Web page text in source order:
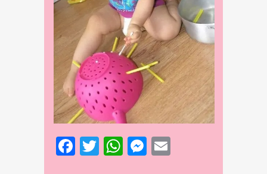
Facebook
Twitter
WhatsApp
Messenger